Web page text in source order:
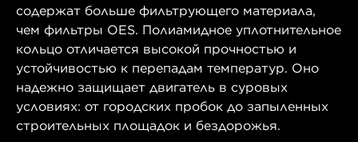
содержат больше фильтрующего материала,
чем фильтры OES. Полиамидное уплотнительное
кольцо отличается высокой прочностью и
устойчивостью к перепадам температур. Оно
надежно защищает двигатель в суровых
условиях: от городских пробок до запыленных
строительных площадок и бездорожья.